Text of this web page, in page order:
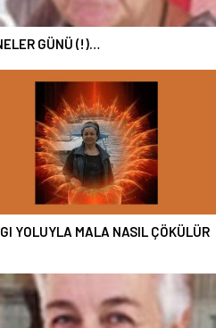
GÜNÜ (!)…
YOLUYLA MALA NASIL ÇÖKÜLÜR